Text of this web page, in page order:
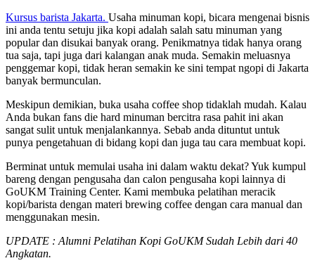
Kursus barista Jakarta. Usaha minuman kopi, bicara mengenai bisnis
ini anda tentu setuju jika kopi adalah salah satu minuman yang
popular dan disukai banyak orang. Penikmatnya tidak hanya orang
tua saja, tapi juga dari kalangan anak muda. Semakin meluasnya
penggemar kopi, tidak heran semakin ke sini tempat ngopi di Jakarta
banyak bermunculan.
Meskipun demikian, buka usaha coffee shop tidaklah mudah. Kalau
Anda bukan fans die hard minuman bercitra rasa pahit ini akan
sangat sulit untuk menjalankannya. Sebab anda dituntut untuk
punya pengetahuan di bidang kopi dan juga tau cara membuat kopi.
Berminat untuk memulai usaha ini dalam waktu dekat? Yuk kumpul
bareng dengan pengusaha dan calon pengusaha kopi lainnya di
GoUKM Training Center. Kami membuka pelatihan meracik
kopi/barista dengan materi brewing coffee dengan cara manual dan
menggunakan mesin.
UPDATE : Alumni Pelatihan Kopi GoUKM Sudah Lebih dari 40
Angkatan.